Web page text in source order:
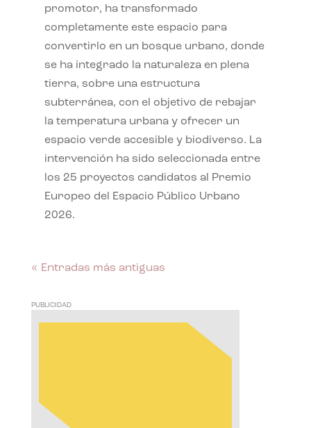
promotor, ha transformado
completamente este espacio para
convertirlo en un bosque urbano, donde
se ha integrado la naturaleza en plena
tierra, sobre una estructura
subterránea, con el objetivo de rebajar
la temperatura urbana y ofrecer un
espacio verde accesible y biodiverso. La
intervención ha sido seleccionada entre
los 25 proyectos candidatos al Premio
Europeo del Espacio Público Urbano
2026.
« Entradas más antiguas
PUBLICIDAD